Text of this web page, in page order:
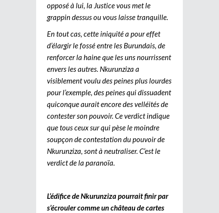
opposé à lui, la Justice vous met le
grappin dessus ou vous laisse tranquille.
En tout cas, cette iniquité a pour effet
d’élargir le fossé entre les Burundais, de
renforcer la haine que les uns nourrissent
envers les autres. Nkurunziza a
visiblement voulu des peines plus lourdes
pour l’exemple, des peines qui dissuadent
quiconque aurait encore des velléités de
contester son pouvoir. Ce verdict indique
que tous ceux sur qui pèse le moindre
soupçon de contestation du pouvoir de
Nkurunziza, sont à neutraliser. C’est le
verdict de la paranoïa.
L’édifice de Nkurunziza pourrait finir par
s’écrouler comme un château de cartes